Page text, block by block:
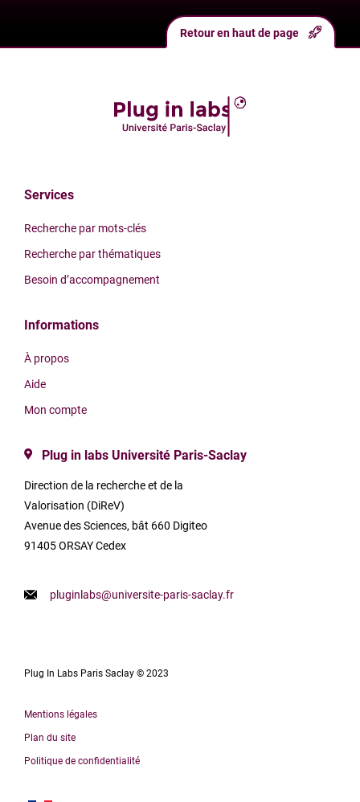
Services
Recherche par mots-clés
Recherche par thématiques
Besoin d’accompagnement
Informations
À propos
Aide
Mon compte
Plug in labs Université Paris-Saclay
Direction de la recherche et de la
Valorisation (DiReV)
Avenue des Sciences, bât 660 Digiteo
91405 ORSAY Cedex
pluginlabs@universite-paris-saclay.fr
Plug In Labs Paris Saclay © 2023
Mentions légales
Plan du site
Politique de confidentialité
Retour en haut de page